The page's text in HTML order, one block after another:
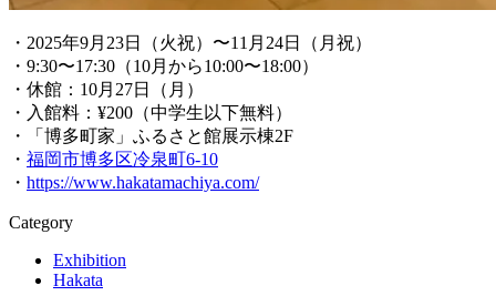
・2025年9月23日（火祝）〜11月24日（月祝）
・9:30〜17:30（10月から10:00〜18:00）
・休館：10月27日（月）
・入館料：¥200（中学生以下無料）
・「博多町家」ふるさと館展示棟2F
・ 福岡市博多区冷泉町6-10
・ https://www.hakatamachiya.com/
Category
Exhibition
Hakata